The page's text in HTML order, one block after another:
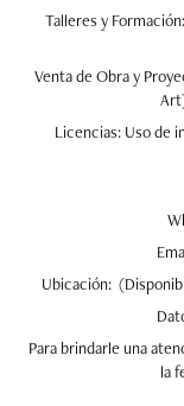
Talleres y
Venta de Obra y
Licencias: Uso de
Ubicación:
Para brindarle una
la